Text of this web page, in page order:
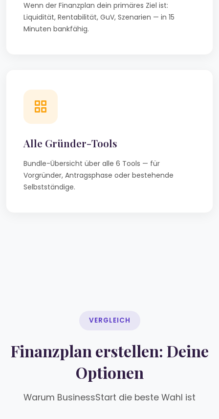
Wenn der Finanzplan dein primäres Ziel ist:
Liquidität, Rentabilität, GuV, Szenarien — in 15
Minuten bankfähig.
Alle Gründer-Tools
Bundle-Übersicht über alle 6 Tools — für
Vorgründer, Antragsphase oder bestehende
Selbstständige.
VERGLEICH
Finanzplan erstellen: Deine
Optionen
Warum BusinessStart die beste Wahl ist